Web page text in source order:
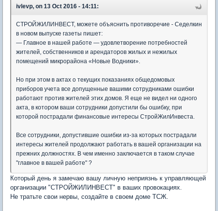
ivlevp, on 13 Oct 2016 - 14:11:
СТРОЙЖИЛИНВЕСТ, можете объяснить противоречие - Седелкин
в новом выпуске газеты пишет:
— Главное в нашей работе — удовлетворение потребностей
жителей, собственников и арендаторов жилых и нежилых
помещений микрорайона «Новые Водники».
Но при этом в актах о текущих показаниях общедомовых
приборов учета все допущенные вашими сотрудниками ошибки
работают против жителей этих домов. Я еще не видел ни одного
акта, в котором ваши сотрудники допустили бы ошибку, при
которой пострадали финансовые интересы СтройЖилИнвеста.
Все сотрудники, допустившие ошибки из-за которых пострадали
интересы жителей продолжают работать в вашей организации на
прежних должностях. В чем именно заключается в таком случае
"главное в вашей работе" ?
Который день я замечаю вашу личную неприязнь к управляющей
организации "СТРОЙЖИЛИНВЕСТ" в ваших провокациях.
Не тратьте свои нервы, создайте в своем доме ТСЖ.